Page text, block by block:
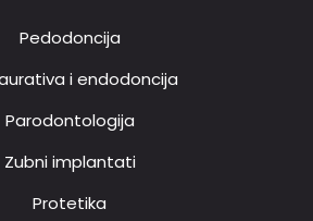
Pedodoncija
i endodoncija
Parodontologija
Zubni implantati
Protetika